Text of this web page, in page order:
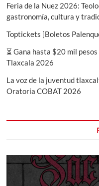
Feria de la Nuez 2026:
gastronomía, cultura y
Toptickets [Boletos
⏳ Gana hasta $20 mil
Tlaxcala 2026
La voz de la juventud
Oratoria COBAT 2026